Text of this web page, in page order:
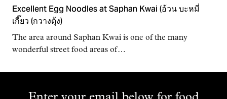
Excellent Egg Noodles at Saphan Kwai (อ้วน บะหมี่
เกี๊ยว (กวางตุ้ง)
The area around Saphan Kwai is one of the many
wonderful street food areas of…